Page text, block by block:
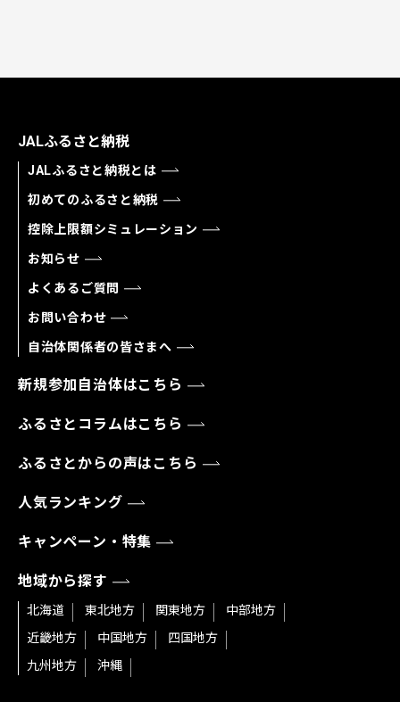
JALふるさと納税
JALふるさと納税とは
初めてのふるさと納税
控除上限額シミュレーション
お知らせ
よくあるご質問
お問い合わせ
自治体関係者の皆さまへ
新規参加自治体はこちら
ふるさとコラムはこちら
ふるさとからの声はこちら
人気ランキング
キャンペーン・特集
地域から探す
北海道 東北地方 関東地方
中部地方
近畿地方
中国地方
四国地方
九州地方
沖縄